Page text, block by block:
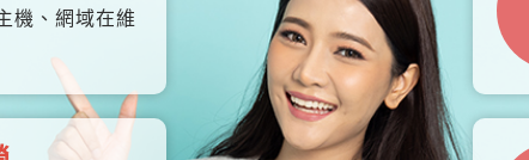
機、網域在維